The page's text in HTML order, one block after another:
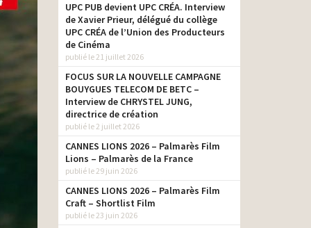
UPC PUB devient UPC CRÉA. Interview
de Xavier Prieur, délégué du collège
UPC CRÉA de l’Union des Producteurs
de Cinéma
publié le 21 juillet 2026
FOCUS SUR LA NOUVELLE CAMPAGNE
BOUYGUES TELECOM DE BETC –
Interview de CHRYSTEL JUNG,
directrice de création
publié le 2 juillet 2026
CANNES LIONS 2026 – Palmarès Film
Lions – Palmarès de la France
publié le 29 juin 2026
CANNES LIONS 2026 – Palmarès Film
Craft – Shortlist Film
publié le 23 juin 2026